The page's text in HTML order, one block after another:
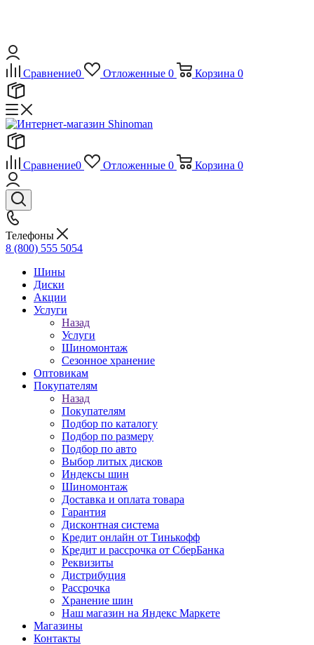
Сравнение0 Отложенные 0 Корзина 0
Сравнение0 Отложенные 0 Корзина 0
Телефоны
8 (800) 555 5054
Шины
Диски
Акции
Услуги
Назад
Услуги
Шиномонтаж
Сезонное хранение
Оптовикам
Покупателям
Назад
Покупателям
Подбор по каталогу
Подбор по размеру
Подбор по авто
Выбор литых дисков
Индексы шин
Шиномонтаж
Доставка и оплата товара
Гарантия
Дисконтная система
Кредит онлайн от Тинькофф
Кредит и рассрочка от СберБанка
Реквизиты
Дистрибуция
Рассрочка
Хранение шин
Наш магазин на Яндекс Маркете
Магазины
Контакты